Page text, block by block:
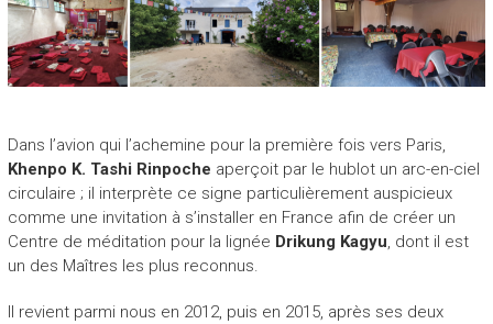
Dans l’avion qui l’achemine pour la première fois vers Paris,
Khenpo K. Tashi Rinpoche aperçoit par le hublot un arc-en-ciel
circulaire ; il interprète ce signe particulièrement auspicieux
comme une invitation à s’installer en France afin de créer un
Centre de méditation pour la lignée Drikung Kagyu, dont il est
un des Maîtres les plus reconnus.
Il revient parmi nous en 2012, puis en 2015, après ses deux